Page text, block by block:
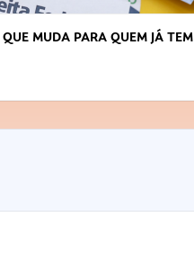
MUDA PARA QUEM JÁ TEM